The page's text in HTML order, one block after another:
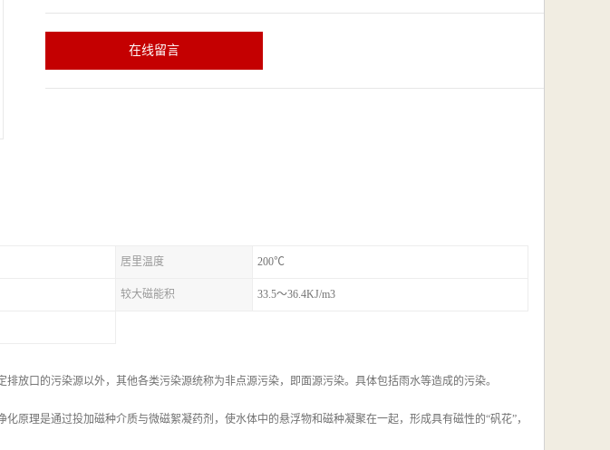
在线留言
居里温度 200℃
较大磁能积 33.5～36.4KJ/m3
放口的污染源以外，其他各类污染源统称为非点源污染，即面源污染。具体包括雨水等造成的污染。
原理是通过投加磁种介质与微磁絮凝药剂，使水体中的悬浮物和磁种凝聚在一起，形成具有磁性的“矾花”，